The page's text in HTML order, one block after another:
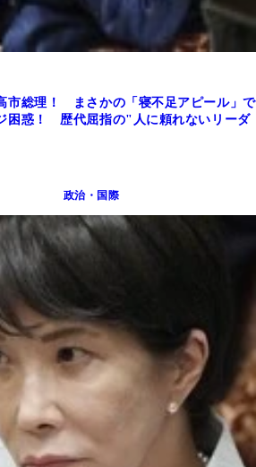
市総理！ まさかの「寝不足アピール」で
困惑！ 歴代屈指の"人に頼れないリーダ
政治・国際